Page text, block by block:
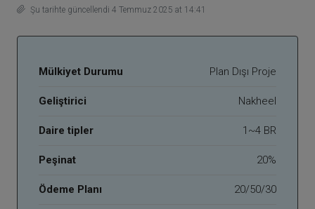
Şu tarihte güncellendi 4 Temmuz 2025 at 14:41
Mülkiyet Durumu Plan Dışı Proje
Geliştirici Nakheel
Daire tipler 1~4 BR
Peşinat 20%
Ödeme Planı 20/50/30